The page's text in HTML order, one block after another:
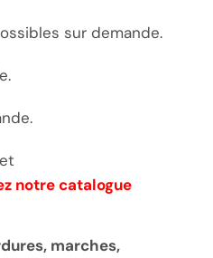
sur demande.
notre catalogue
marches,